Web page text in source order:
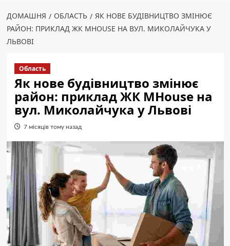
ДОМАШНЯ ОБЛАСТЬ
ЯК НОВЕ БУДІВНИЦТВО ЗМІНЮЄ
РАЙОН: ПРИКЛАД ЖК MHOUSE НА ВУЛ. МИКОЛАЙЧУКА У
ЛЬВОВІ
Область
Як нове будівництво змінює
район: приклад ЖК MHouse на
вул. Миколайчука у Львові
7 місяців тому назад